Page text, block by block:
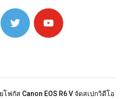
โฟกัส Canon EOS R6 V จัดสเปกวิดีโอ